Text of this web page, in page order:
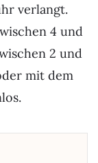
verlangt.
4 und
2 und
mit dem